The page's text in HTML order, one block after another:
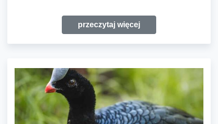
przeczytaj więcej